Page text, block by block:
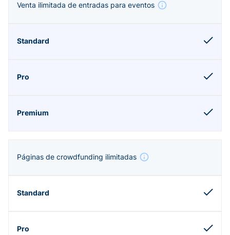
Venta ilimitada de entradas para eventos
Páginas de crowdfunding ilimitadas